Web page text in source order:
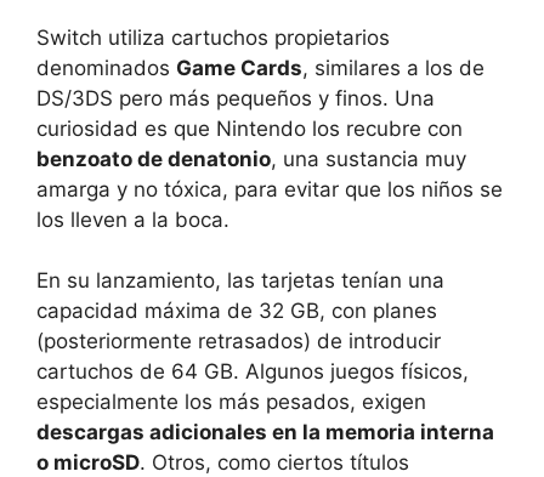
Switch utiliza cartuchos propietarios
denominados Game Cards, similares a los de
DS/3DS pero más pequeños y finos. Una
curiosidad es que Nintendo los recubre con
benzoato de denatonio, una sustancia muy
amarga y no tóxica, para evitar que los niños se
los lleven a la boca.
En su lanzamiento, las tarjetas tenían una
capacidad máxima de 32 GB, con planes
(posteriormente retrasados) de introducir
cartuchos de 64 GB. Algunos juegos físicos,
especialmente los más pesados, exigen
descargas adicionales en la memoria interna
o microSD. Otros, como ciertos títulos